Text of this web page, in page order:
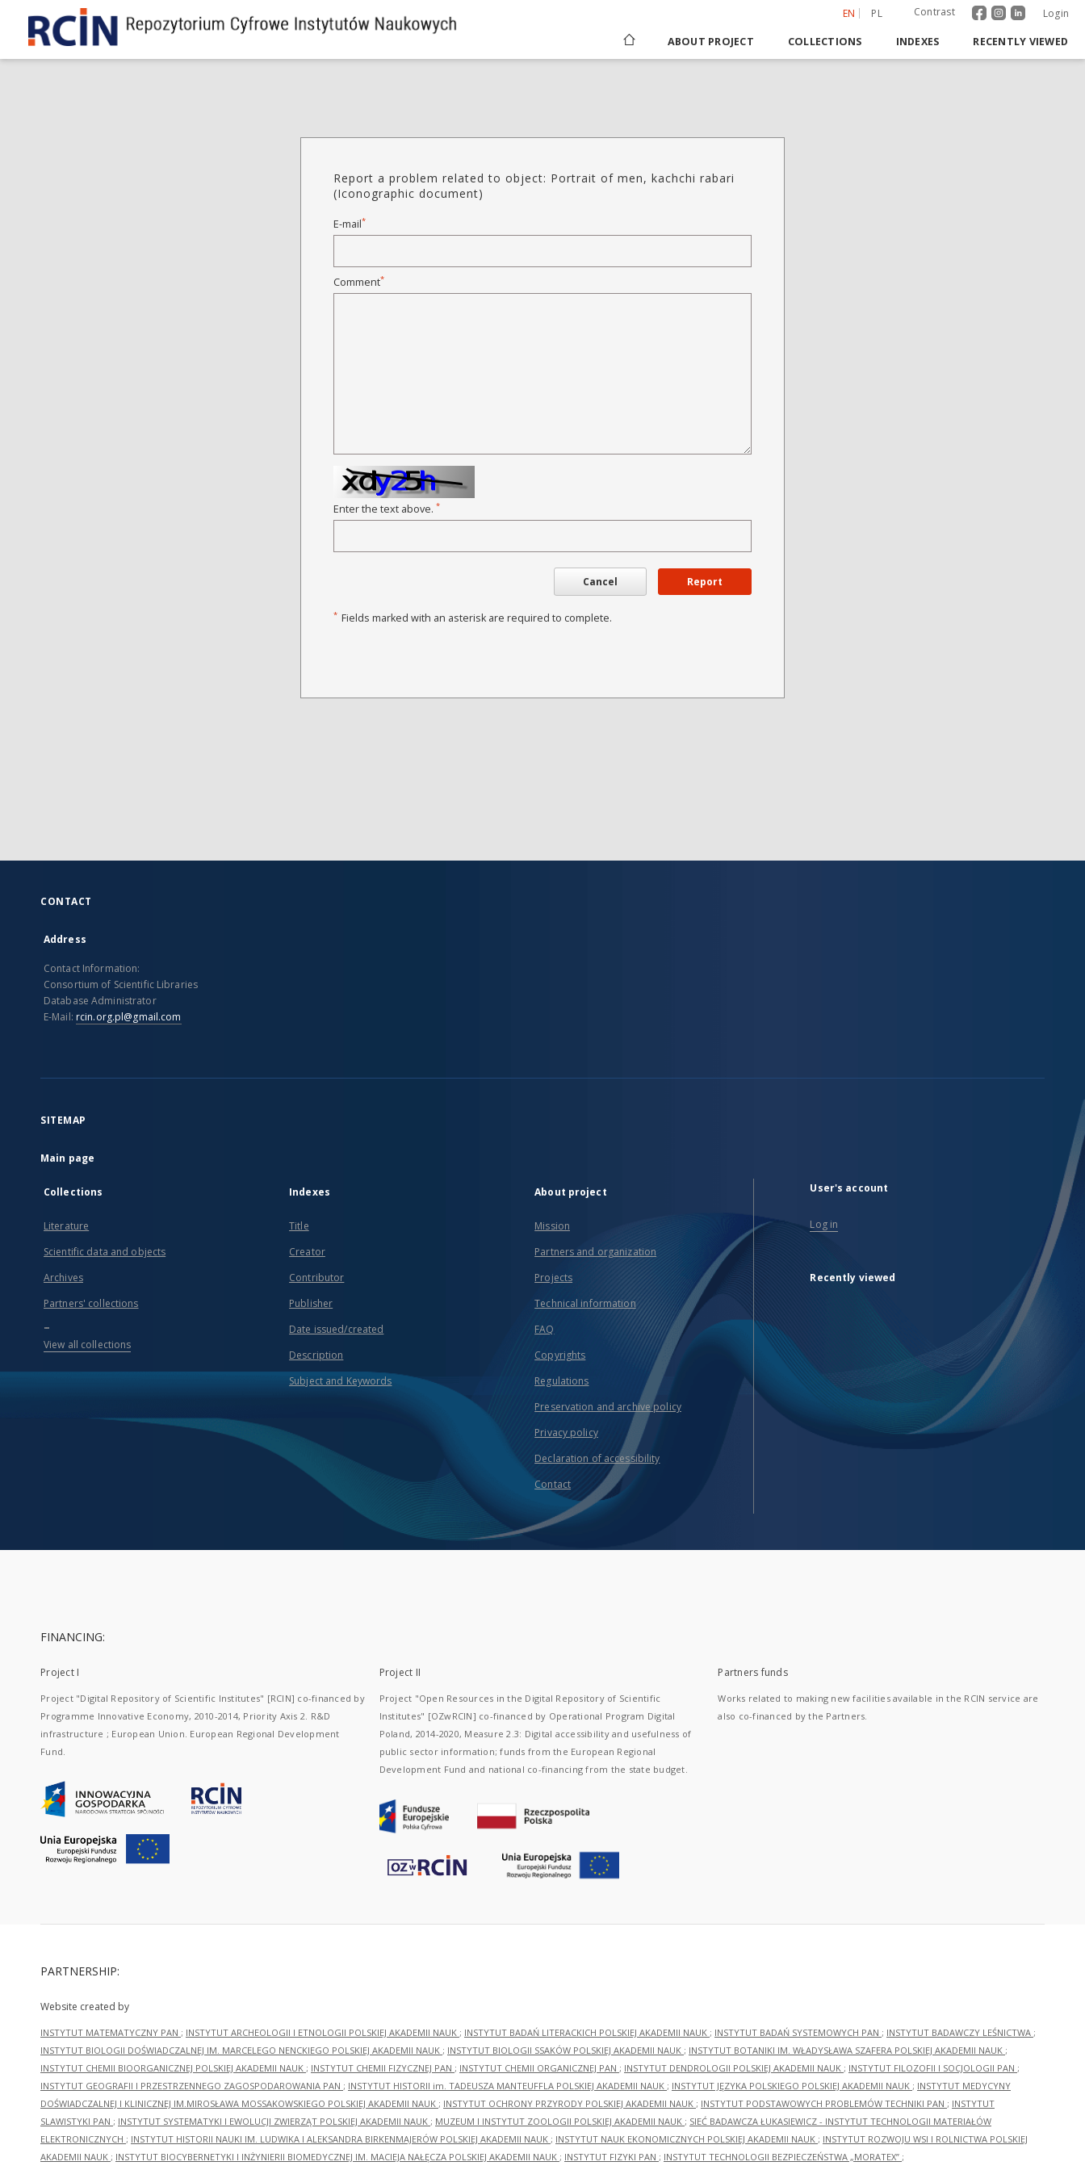
EN PL Contrast Login
ABOUT PROJECT COLLECTIONS INDEXES RECENTLY VIEWED
Report a problem related to object: Portrait of men, kachchi rabari
(Iconographic document)
E-mail*
Comment*
Enter the text above. *
Cancel Report
* Fields marked with an asterisk are required to complete.
CONTACT
Address
Contact Information:
Consortium of Scientific Libraries
Database Administrator
E-Mail: rcin.org.pl@gmail.com
SITEMAP
Main page
Collections
Literature
Scientific data and objects
Archives
Partners' collections
...
View all collections
Indexes
Title
Creator
Contributor
Publisher
Date issued/created
Description
Subject and Keywords
About project
Mission
Partners and organization
Projects
Technical information
FAQ
Copyrights
Regulations
Preservation and archive policy
Privacy policy
Declaration of accessibility
Contact
User's account
Log in
Recently viewed
FINANCING:
Project I
Project "Digital Repository of Scientific Institutes" [RCIN] co-financed by
Programme Innovative Economy, 2010-2014, Priority Axis 2. R&D
infrastructure ; European Union. European Regional Development
Fund.
Project II
Project "Open Resources in the Digital Repository of Scientific
Institutes" [OZwRCIN] co-financed by Operational Program Digital
Poland, 2014-2020, Measure 2.3: Digital accessibility and usefulness of
public sector information; funds from the European Regional
Development Fund and national co-financing from the state budget.
Partners funds
Works related to making new facilities available in the RCIN service are
also co-financed by the Partners.
PARTNERSHIP:
Website created by
INSTYTUT MATEMATYCZNY PAN ; INSTYTUT ARCHEOLOGII I ETNOLOGII POLSKIEJ AKADEMII NAUK ; INSTYTUT BADAŃ LITERACKICH POLSKIEJ AKADEMII NAUK ; INSTYTUT BADAŃ SYSTEMOWYCH PAN ; INSTYTUT BADAWCZY LEŚNICTWA ;
INSTYTUT BIOLOGII DOŚWIADCZALNEJ IM. MARCELEGO NENCKIEGO POLSKIEJ AKADEMII NAUK ; INSTYTUT BIOLOGII SSAKÓW POLSKIEJ AKADEMII NAUK ; INSTYTUT BOTANIKI IM. WŁADYSŁAWA SZAFERA POLSKIEJ AKADEMII NAUK ;
INSTYTUT CHEMII BIOORGANICZNEJ POLSKIEJ AKADEMII NAUK ; INSTYTUT CHEMII FIZYCZNEJ PAN ; INSTYTUT CHEMII ORGANICZNEJ PAN ; INSTYTUT DENDROLOGII POLSKIEJ AKADEMII NAUK ; INSTYTUT FILOZOFII I SOCJOLOGII PAN ;
INSTYTUT GEOGRAFII I PRZESTRZENNEGO ZAGOSPODAROWANIA PAN ; INSTYTUT HISTORII im. TADEUSZA MANTEUFFLA POLSKIEJ AKADEMII NAUK ; INSTYTUT JĘZYKA POLSKIEGO POLSKIEJ AKADEMII NAUK ; INSTYTUT MEDYCYNY
DOŚWIADCZALNEJ I KLINICZNEJ IM.MIROSŁAWA MOSSAKOWSKIEGO POLSKIEJ AKADEMII NAUK ; INSTYTUT OCHRONY PRZYRODY POLSKIEJ AKADEMII NAUK ; INSTYTUT PODSTAWOWYCH PROBLEMÓW TECHNIKI PAN ; INSTYTUT
SLAWISTYKI PAN ; INSTYTUT SYSTEMATYKI I EWOLUCJI ZWIERZĄT POLSKIEJ AKADEMII NAUK ; MUZEUM I INSTYTUT ZOOLOGII POLSKIEJ AKADEMII NAUK ; SIEĆ BADAWCZA ŁUKASIEWICZ - INSTYTUT TECHNOLOGII MATERIAŁÓW
ELEKTRONICZNYCH ; INSTYTUT HISTORII NAUKI IM. LUDWIKA I ALEKSANDRA BIRKENMAJERÓW POLSKIEJ AKADEMII NAUK ; INSTYTUT NAUK EKONOMICZNYCH POLSKIEJ AKADEMII NAUK ; INSTYTUT ROZWOJU WSI I ROLNICTWA POLSKIEJ
AKADEMII NAUK ; INSTYTUT BIOCYBERNETYKI I INŻYNIERII BIOMEDYCZNEJ IM. MACIEJA NAŁĘCZA POLSKIEJ AKADEMII NAUK ; INSTYTUT FIZYKI PAN ; INSTYTUT TECHNOLOGII BEZPIECZEŃSTWA „MORATEX” ;